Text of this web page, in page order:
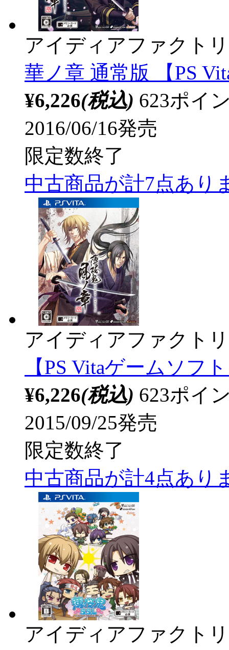
アイディアファクト
華ノ章 通常版 【PS
¥6,226(税込) 623ポイ
2016/06/16発売
限定数終了
中古商品が計7点あり
アイディアファクト
【PS Vitaゲームソフ
¥6,226(税込) 623ポイ
2015/09/25発売
限定数終了
中古商品が計4点あり
アイディアファクト